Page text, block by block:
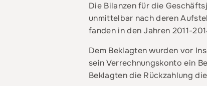
Die Bilanzen für die
unmittelbar nach deren
fanden in den Jahren 2011-
Dem Beklagten wurden vor
sein Verrechnungskonto ein
Beklagten die Rückzahlung